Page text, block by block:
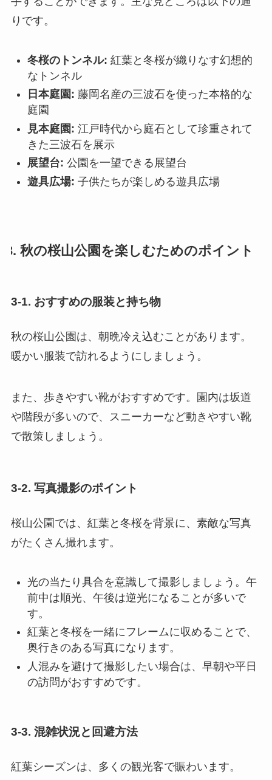
りです。
冬桜のトンネル: 紅葉と冬桜が織りなす幻想的
なトンネル
日本庭園: 藤岡名産の三波石を使った本格的な
庭園
見本庭園: 江戸時代から庭石として珍重されて
きた三波石を展示
展望台: 公園を一望できる展望台
遊具広場: 子供たちが楽しめる遊具広場
3. 秋の桜山公園を楽しむためのポイント
3-1. おすすめの服装と持ち物
秋の桜山公園は、朝晩冷え込むことがあります。
暖かい服装で訪れるようにしましょう。
また、歩きやすい靴がおすすめです。園内は坂道
や階段が多いので、スニーカーなど動きやすい靴
で散策しましょう。
3-2. 写真撮影のポイント
桜山公園では、紅葉と冬桜を背景に、素敵な写真
がたくさん撮れます。
光の当たり具合を意識して撮影しましょう。午
前中は順光、午後は逆光になることが多いで
す。
紅葉と冬桜を一緒にフレームに収めることで、
奥行きのある写真になります。
人混みを避けて撮影したい場合は、早朝や平日
の訪問がおすすめです。
3-3. 混雑状況と回避方法
紅葉シーズンは、多くの観光客で賑わいます。